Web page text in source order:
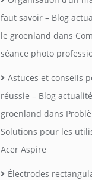
faut savoir – Blog
le groenland dans
séance photo
Astuces et conseils
réussie – Blog
groenland dans
Solutions pour les
Acer Aspire
Électrodes